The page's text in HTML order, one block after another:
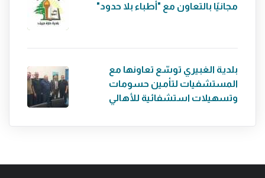
مجانيًا بالتعاون مع "أطباء بلا حدود"
بلدية الغبيري توسّع تعاونها مع
المستشفيات لتأمين حسومات
وتسهيلات استشفائية للأهالي